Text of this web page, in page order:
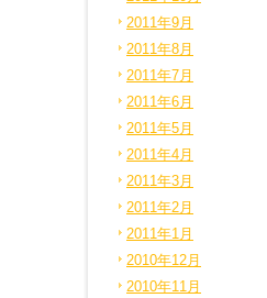
2011年9月
2011年8月
2011年7月
2011年6月
2011年5月
2011年4月
2011年3月
2011年2月
2011年1月
2010年12月
2010年11月